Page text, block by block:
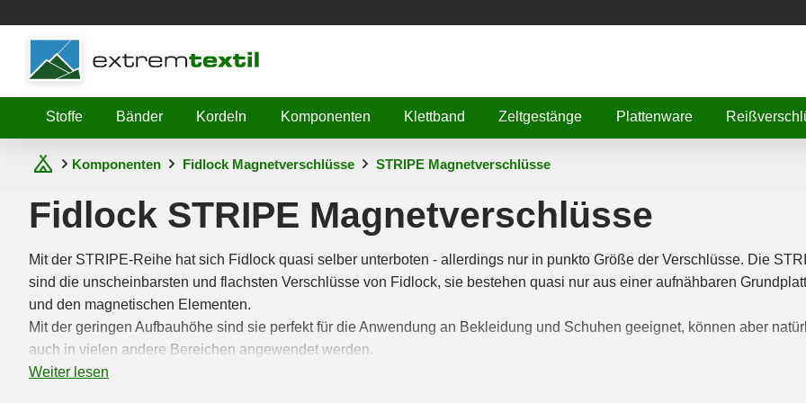
Shopware
Stoffe
Bänder Kordeln Komponenten Klettband Zeltgestänge Plattenware
Komponenten Fidlock Magnetverschlüsse STRIPE Magnetverschlüsse
Fidlock STRIPE Magnetverschlüsse
Mit der STRIPE-Reihe hat sich Fidlock quasi selber unterboten - allerdings nur in punkto Größe der Verschlüsse. Die
sind die unscheinbarsten und flachsten Verschlüsse von Fidlock, sie bestehen quasi nur aus einer aufnähbaren
und den magnetischen Elementen.
Mit der geringen Aufbauhöhe sind sie perfekt für die Anwendung an Bekleidung und Schuhen geeignet, können aber
auch in vielen andere Bereichen angewendet werden.
Weiter lesen